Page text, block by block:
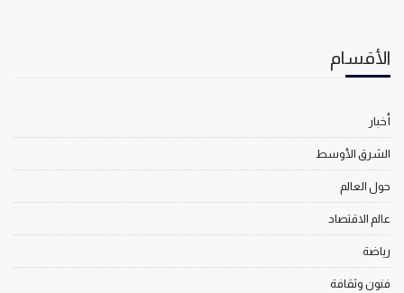
الأقسام
أخبار
الشرق الأوسط
حول العالم
عالم الاقتصاد
رياضة
فنون وثقافة